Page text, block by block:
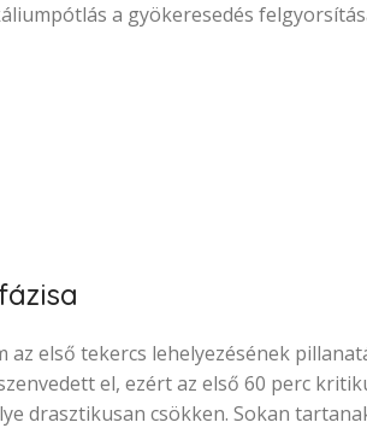
a gyökeresedés
első tekercs lehelyezésének
el, ezért az első 60 perc
drasztikusan csökken. Sokan